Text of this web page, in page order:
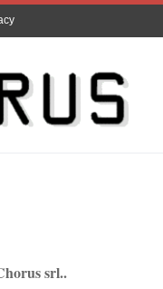
srl..